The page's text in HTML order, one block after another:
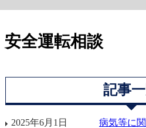
安全運転相談
記事
2025年6月1日
病気等に